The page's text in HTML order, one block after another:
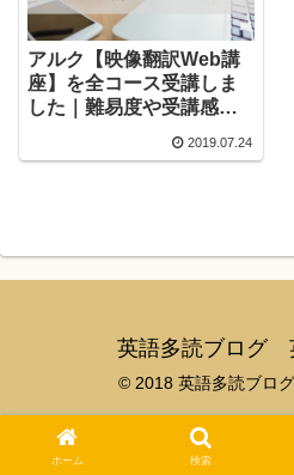
アルク【映像翻訳Web講
座】を全コース受講しま
した｜難易度や受講感想
をレビューします！
2019.07.24
英語多読ブログ
© 2018 英語多読ブロ
ホーム 検索